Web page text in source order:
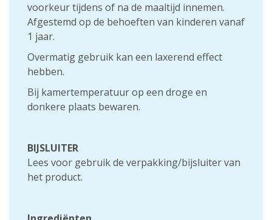
voorkeur tijdens of na de maaltijd innemen.
Afgestemd op de behoeften van kinderen vanaf
1 jaar.
Overmatig gebruik kan een laxerend effect
hebben.
Bij kamertemperatuur op een droge en
donkere plaats bewaren.
BIJSLUITER
Lees voor gebruik de verpakking/bijsluiter van
het product.